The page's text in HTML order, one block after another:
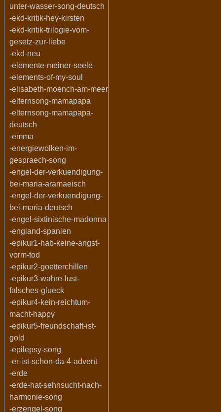
unter-wasser-song-deutsch
-ekd-kritik-hey-kirsten
-ekd-kritik-trilogie-vom-
gesetz-zur-liebe
-ekd-neu
-elemente-meiner-seele
-elements-of-my-soul
-elisabeth-moench-am-meer
-elternsong-mamapapa
-elternsong-mamapapa-
deutsch
-emma
-energiewolken-im-
gespraech-song
-engel-der-verkuendigung-
bei-maria-aramaeisch
-engel-der-verkuendigung-
bei-maria-deutsch
-engel-sixtinische-madonna
-england-spanien
-epikur1-hab-keine-angst-
vorm-tod
-epikur2-goetterchillen
-epikur3-wahre-lust-
falsches-glueck
-epikur4-kein-reichtum-
macht-happy
-epikur5-freundschaft-ist-
gold
-epilepsy-song
-er-ist-schon-da-4-advent
-erde
-erde-hat-sehnsucht-nach-
harmonie-song
-erzengel-song